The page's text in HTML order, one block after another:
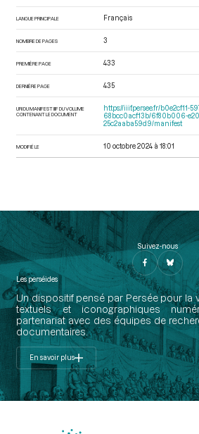
LANGUE PRINCIPALE Français
NOMBRE DE PAGES 3
PREMIÈRE PAGE 433
DERNIÈRE PAGE 435
URI DU MANIFEST IIIF DU VOLUME
CONTENANT LE DOCUMENT
https://iiif.persee.fr/b0e2cf11-
68bcc0acf13b/6f80b006-
25c2aaba59d9/manifest
MODIFIÉ LE 10 octobre 2024 à 18:01
Suivez-nous
Les perséides
Un dispositif pensé par Persée pour la
textuels et iconographiques
partenariat avec des équipes de
documentaires.
En savoir plus